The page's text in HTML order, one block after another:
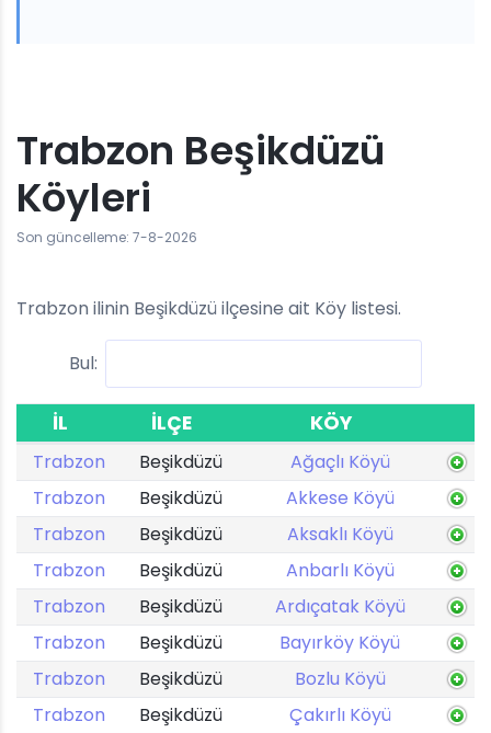
Trabzon Beşikdüzü
Köyleri
Son güncelleme: 7-8-2026
Trabzon ilinin Beşikdüzü ilçesine ait Köy listesi.
Bul:
İL İLÇE KÖY
Trabzon Beşikdüzü
Ağaçlı Köyü
Trabzon
Beşikdüzü
Akkese Köyü
Trabzon
Beşikdüzü
Aksaklı Köyü
Trabzon
Beşikdüzü
Anbarlı Köyü
Trabzon
Beşikdüzü
Ardıçatak Köyü
Trabzon
Beşikdüzü
Bayırköy Köyü
Trabzon
Beşikdüzü
Bozlu Köyü
Trabzon
Beşikdüzü
Çakırlı Köyü